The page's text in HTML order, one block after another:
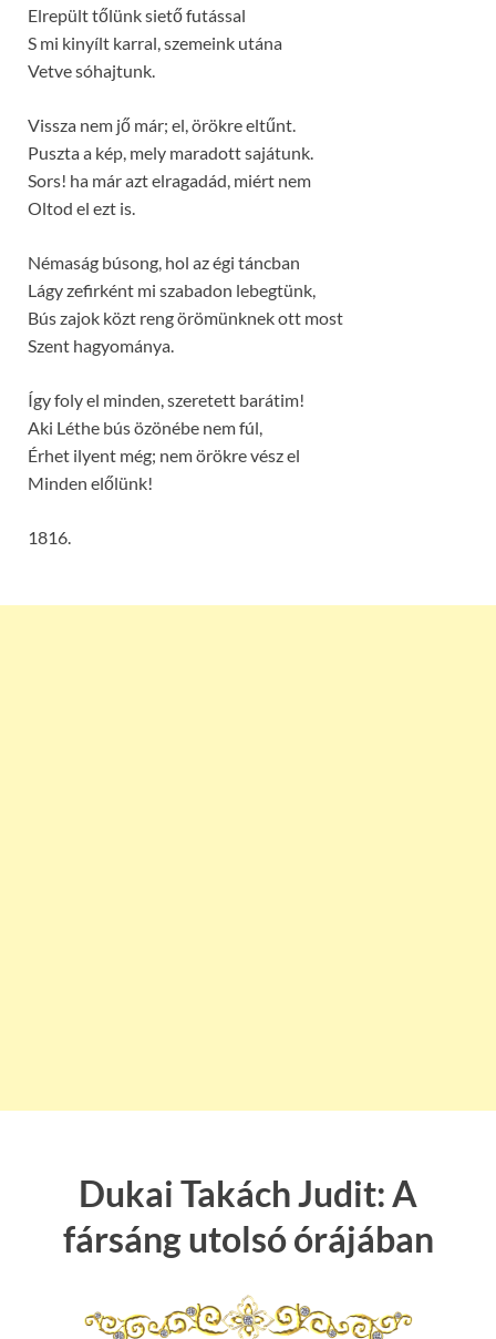
Elrepült tőlünk siető futással
S mi kinyílt karral, szemeink utána
Vetve sóhajtunk.
Vissza nem jő már; el, örökre eltűnt.
Puszta a kép, mely maradott sajátunk.
Sors! ha már azt elragadád, miért nem
Oltod el ezt is.
Némaság búsong, hol az égi táncban
Lágy zefirként mi szabadon lebegtünk,
Bús zajok közt reng örömünknek ott most
Szent hagyománya.
Így foly el minden, szeretett barátim!
Aki Léthe bús özönébe nem fúl,
Érhet ilyent még; nem örökre vész el
Minden előlünk!
1816.
Dukai Takách Judit: A
fársáng utolsó órájában